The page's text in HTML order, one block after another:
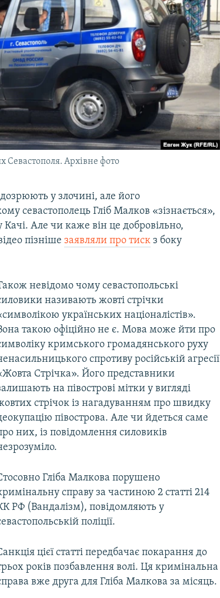
Севастополя. Архівне фото
у злочині, але його
севастополець Гліб Малков «зізнається»,
Але чи каже він це добровільно,
пізнішезаявляли про тиск з боку
невідомо чому севастопольські
називають жовті стрічки
українських націоналістів».
такою офіційно не є. Мова може йти про
кримського громадянського руху
спротиву російській агресії
Стрічка». Його представники
на півострові мітки у вигляді
стрічок із нагадуванням про швидку
півострова. Але чи йдеться саме
них, із повідомлення силовиків
Гліба Малкова порушено
справу за частиною 2 статті 214
РФ (Вандалізм), повідомляють у
поліції.
цієї статті передбачає покарання до
років позбавлення волі. Ця кримінальна
вже друга для Гліба Малкова за місяць.